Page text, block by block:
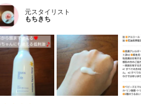
元スタイリスト
もちきち